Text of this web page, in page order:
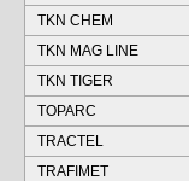
TKN CHEM
TKN MAG LINE
TKN TIGER
TOPARC
TRACTEL
TRAFIMET